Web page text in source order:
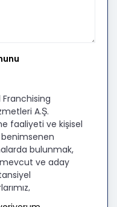
A.Ş.
faaliyeti ve kişisel
bulunmak,
mevcut ve aday
başta olmak